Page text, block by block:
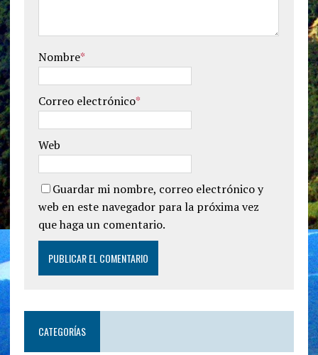
Nombre*
Correo electrónico*
Web
Guardar mi nombre, correo electrónico y
web en este navegador para la próxima vez
que haga un comentario.
CATEGORÍAS